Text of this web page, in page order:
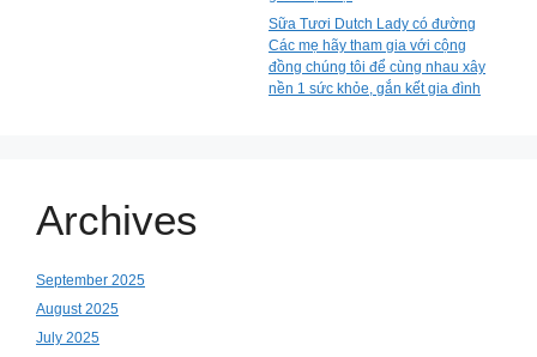
Sữa Tươi Dutch Lady có đường
Các mẹ hãy tham gia với cộng
đồng chúng tôi để cùng nhau xây
nền 1 sức khỏe, gắn kết gia đình
Archives
September 2025
August 2025
July 2025